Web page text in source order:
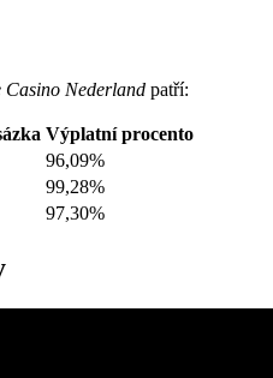
Casino Nederland patří:
Výplatní procento
96,09%
99,28%
97,30%